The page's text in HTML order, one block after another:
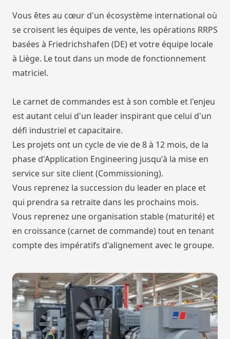
Vous êtes au cœur d'un écosystème international où
se croisent les équipes de vente, les opérations RRPS
basées à Friedrichshafen (DE) et votre équipe locale
à Liège. Le tout dans un mode de fonctionnement
matriciel.
Le carnet de commandes est à son comble et l'enjeu
est autant celui d'un leader inspirant que celui d'un
défi industriel et capacitaire.
Les projets ont un cycle de vie de 8 à 12 mois, de la
phase d'Application Engineering jusqu'à la mise en
service sur site client (Commissioning).
Vous reprenez la succession du leader en place et
qui prendra sa retraite dans les prochains mois.
Vous reprenez une organisation stable (maturité) et
en croissance (carnet de commande) tout en tenant
compte des impératifs d'alignement avec le groupe.